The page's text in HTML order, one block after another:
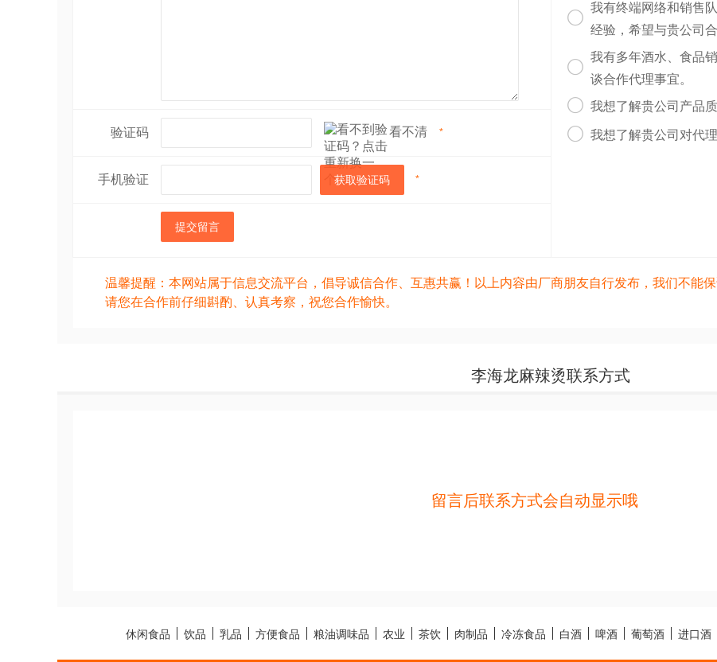
验证码 看不清 *
手机验证 获取验证码 *
提交留言

我有终端网络和销售
经验，希望与贵公司

我有多年酒水、食品
谈合作代理事宜。
 我想了解贵公司产品
 我想了解贵公司对代
温馨提醒：本网站属于信息交流平台，倡导诚信合作、互惠共赢！以上内容由厂商朋友自行发布，我们不能
请您在合作前仔细斟酌、认真考察，祝您合作愉快。
李海龙麻辣烫联系方式
留言后联系方式会自动显示哦
休闲食品 饮品 乳品 方便食品 粮油调味品 农业 茶饮 肉制品 冷冻食品 白酒 啤酒 葡萄酒 进口酒